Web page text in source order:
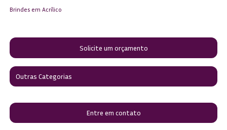
Brindes em Acrílico
Solicite um orçamento
Outras Categorias
Entre em contato